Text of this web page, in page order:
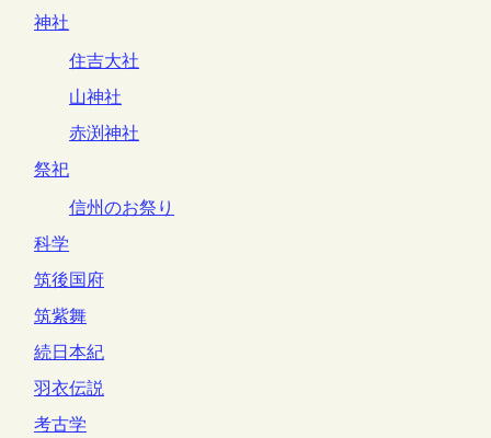
神社
住吉大社
山神社
赤渕神社
祭祀
信州のお祭り
科学
筑後国府
筑紫舞
続日本紀
羽衣伝説
考古学